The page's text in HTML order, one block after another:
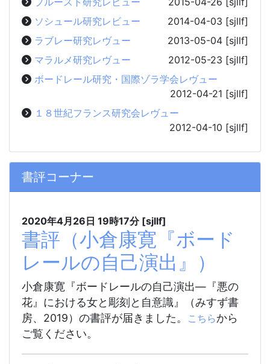
ソシュール研究レビュー
2014-04-03 [sjllf]
ラブレー研究レヴュー
2013-05-04 [sjllf]
マラルメ研究レヴュー
2012-05-23 [sjllf]
ボードレール研究・国際ゾラ学会レヴュー
2012-04-21 [sjllf]
１８世紀フランス研究会レヴュー
2012-04-10 [sjllf]
書評コーナー
2020年4月26日 19時17分 [sjllf]
書評（小倉康寛『ボード
レールの自己演出』）
小倉康寛『ボードレールの自己演出―『悪の
花』における女と彫刻と自意識』（みすず書
房、2019）の書評が届きました。
こちらから
ご覧ください。